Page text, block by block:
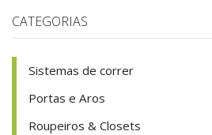
CATEGORIAS
Sistemas de correr
Portas e Aros
Roupeiros & Closets